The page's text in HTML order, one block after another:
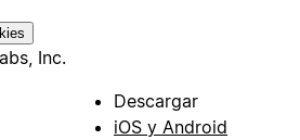
Inc.
Descargar
iOS y Android